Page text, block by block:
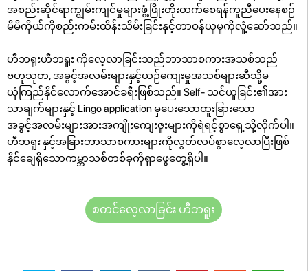
အစည်းဆိုင်ရာကျွမ်းကျင်မှုများဖွံ့ဖြိုးတိုးတက်စေရန်ကူညီပေးနေစဉ်
မိမိကိုယ်ကိုစည်းကမ်းထိန်းသိမ်းခြင်းနှင့်တာဝန်ယူမှုကိုလှုံ့ဆော်သည်။
ဟီဘရူးဟီဘရူး ကိုလေ့လာခြင်းသည်ဘာသာစကားအသစ်သည်
ဗဟုသုတ, အခွင့်အလမ်းများနှင့်ယဉ်ကျေးမှုအသစ်များဆီသို့မ
ယုံကြည်နိုင်လောက်အောင်ခရီးဖြစ်သည်။ Self- သင်ယူခြင်း၏အား
သာချက်များနှင့် Lingo application မှပေးသောထူးခြားသော
အခွင့်အလမ်းများအားအကျိုးကျေးဇူးများကိုရဲရင့်စွာရှေ့သို့လိုက်ပါ။
ဟီဘရူး နှင့်အခြားဘာသာစကားများကိုလွတ်လပ်စွာလေ့လာပြီးဖြစ်
နိုင်ချေရှိသောကမ္ဘာသစ်တစ်ခုကိုရှာဖွေတွေ့ရှိပါ။
စတင်လေ့လာခြင်း ဟီဘရူး